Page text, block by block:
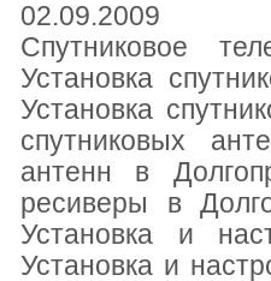
02.09.2009
Спутниковое
Установка
Установка
спутниковых
антенн в
ресиверы в
Установка и
Установка и